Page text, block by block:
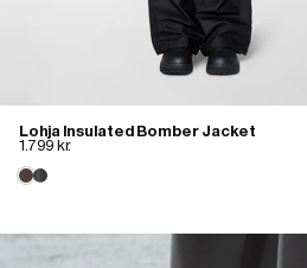
Lohja Insulated Bomber Jacket
1.799 kr.